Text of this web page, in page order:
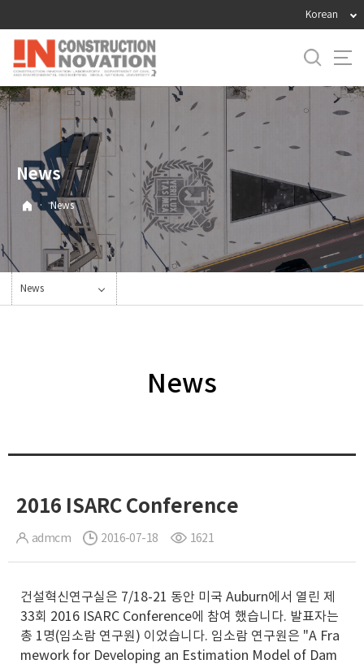
로
메
뉴
Korean
News
· News
News
News
2016 ISARC Conference
admcm 2016-07-18 1621
건설혁신연구실은 7/18-21 동안 미국 Auburn에서 열린 제
33회 2016 ISARC Conference에 참여 했습니다. 발표자는
총 1명(임소람 연구원) 이었습니다. 임소람 연구원은 "A Fra
mework for Developing an Estimation Model of Dam